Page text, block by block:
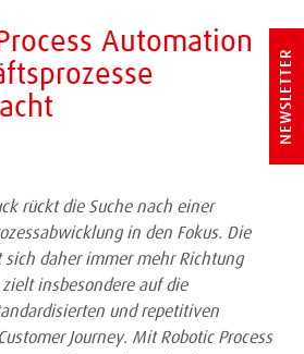
Automation
rückt die Suche nach einer
in den Fokus. Die
daher immer mehr Richtung
insbesondere auf die
und repetitiven
Journey. Mit Robotic Process
NEWSLETTER